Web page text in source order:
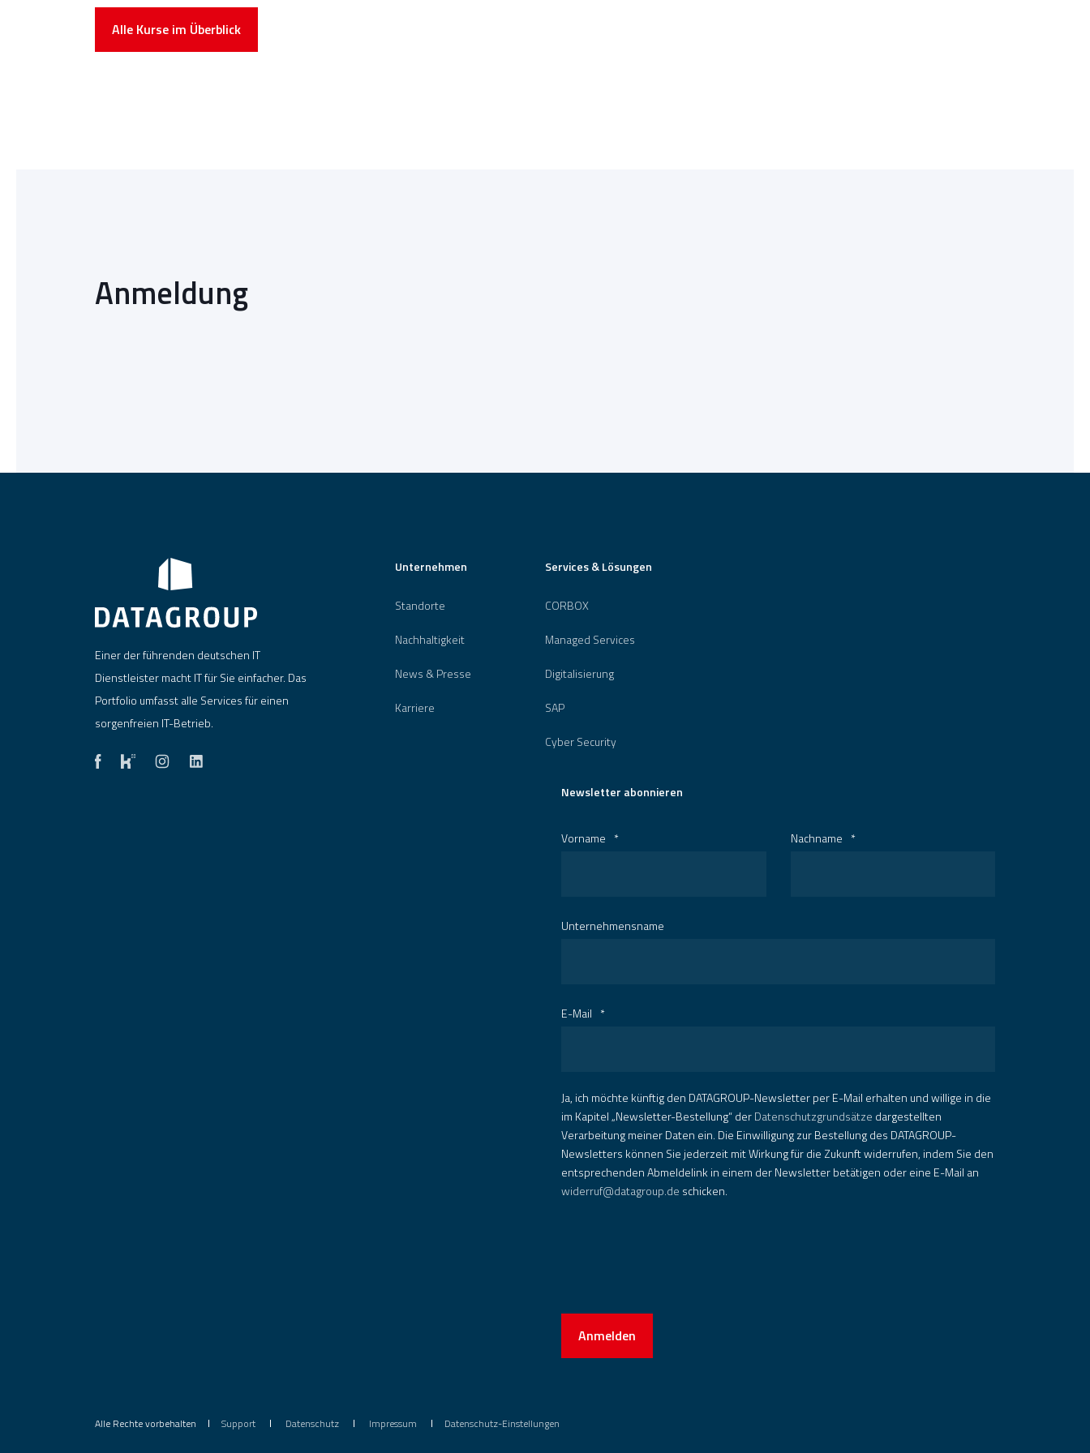
Alle Kurse im Überblick
Anmeldung
Einer der führenden deutschen IT
Dienstleister macht IT für Sie einfacher. Das
Portfolio umfasst alle Services für einen
sorgenfreien IT-Betrieb.
Unternehmen
Standorte
Nachhaltigkeit
News & Presse
Karriere
Services & Lösungen
CORBOX
Managed Services
Digitalisierung
SAP
Cyber Security
Newsletter abonnieren
Vorname * Nachname *
Unternehmensname
E-Mail *
Ja, ich möchte künftig den DATAGROUP-Newsletter per E-Mail erhalten und willige in die
im Kapitel „Newsletter-Bestellung“ derDatenschutzgrundsätze dargestellten
Verarbeitung meiner Daten ein. Die Einwilligung zur Bestellung des DATAGROUP-
Newsletters können Sie jederzeit mit Wirkung für die Zukunft widerrufen, indem Sie den
entsprechenden Abmeldelink in einem der Newsletter betätigen oder eine E-Mail an
widerruf@datagroup.de schicken.
Anmelden
Alle Rechte vorbehalten Support Datenschutz Impressum Datenschutz-Einstellungen